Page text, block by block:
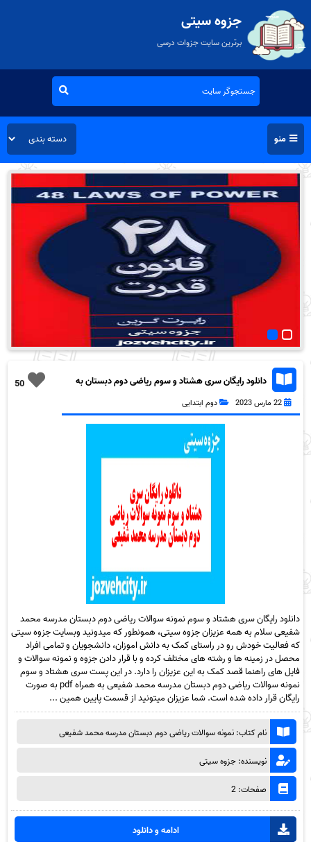
جزوه سیتی
برترین سایت جزوات درسی
منو
50
دانلود رایگان سری هشتاد و سوم ریاضی دوم دبستان به
22 مارس 2023 دوم ابتدایی
دانلود رایگان سری هشتاد و سوم نمونه سوالات ریاضی دوم دبستان مدرسه محمد
شفیعی سلام به همه عزیزان جزوه سیتی، همونطور که میدونید وبسایت جزوه سیتی
که فعالیت خودش رو در راستای کمک به دانش اموزان، دانشجویان و تمامی افراد
محصل در زمینه ها و رشته های مختلف کرده و با قرار دادن جزوه و نمونه سوالات و
فایل های راهنما قصد کمک به این عزیزان را دارد. در این پست سری هشتاد و سوم
نمونه سوالات ریاضی دوم دبستان مدرسه محمد شفیعی به همراه pdf به صورت
رایگان قرار داده شده است. شما عزیزان میتونید از قسمت پایین همین ...
نام کتاب: نمونه سوالات ریاضی دوم دبستان مدرسه محمد شفیعی
نویسنده: جزوه سیتی
صفحات: 2
ادامه و دانلود